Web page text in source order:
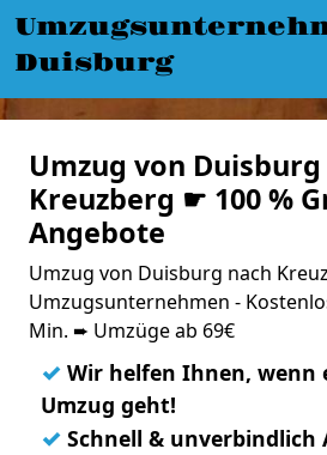
Duisburg
Umzug von
Kreuzberg ☛ 100 %
Angebote
Umzug von Duisburg nach
Umzugsunternehmen -
Min. ➨ Umzüge ab 69€
✓ Wir helfen Ihnen, wenn
Umzug geht!
✓ Schnell & unverbindlich